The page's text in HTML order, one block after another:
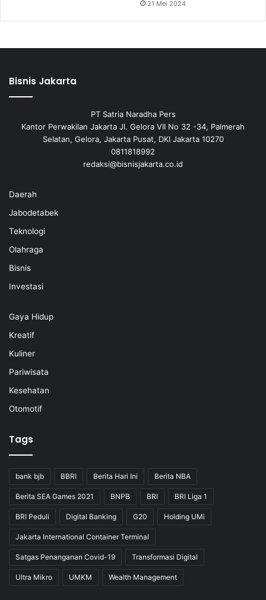
21 Mei 2024
Bisnis Jakarta
PT Satria Naradha Pers
Kantor Perwakilan Jakarta Jl. Gelora VII No 32 -34, Palmerah
Selatan, Gelora, Jakarta Pusat, DKI Jakarta 10270
0811818992
redaksi@bisnisjakarta.co.id
Daerah
Jabodetabek
Teknologi
Olahraga
Bisnis
Investasi
Gaya Hidup
Kreatif
Kuliner
Pariwisata
Kesehatan
Otomotif
Tags
bank bjb BBRI Berita Hari Ini Berita NBA
Berita SEA Games 2021 BNPB BRI BRI Liga 1
BRI Peduli Digital Banking G20 Holding UMi
Jakarta International Container Terminal
Satgas Penanganan Covid-19 Transformasi Digital
Ultra Mikro UMKM Wealth Management